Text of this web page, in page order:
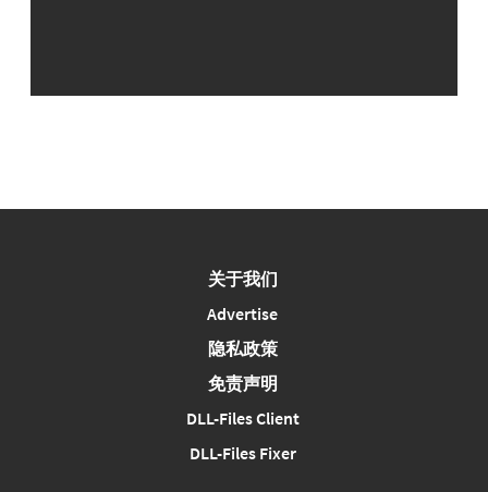
关于我们
Advertise
隐私政策
免责声明
DLL-Files Client
DLL-Files Fixer